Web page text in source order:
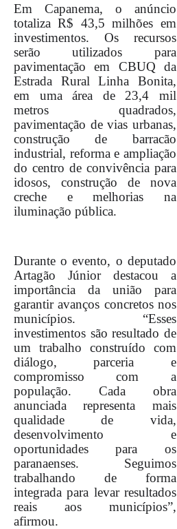
Em Capanema, o anúncio
totaliza R$ 43,5 milhões em
investimentos. Os recursos
serão utilizados para
pavimentação em CBUQ da
Estrada Rural Linha Bonita,
em uma área de 23,4 mil
metros quadrados,
pavimentação de vias urbanas,
construção de barracão
industrial, reforma e ampliação
do centro de convivência para
idosos, construção de nova
creche e melhorias na
iluminação pública.
Durante o evento, o deputado
Artagão Júnior destacou a
importância da união para
garantir avanços concretos nos
municípios. “Esses
investimentos são resultado de
um trabalho construído com
diálogo, parceria e
compromisso com a
população. Cada obra
anunciada representa mais
qualidade de vida,
desenvolvimento e
oportunidades para os
paranaenses. Seguimos
trabalhando de forma
integrada para levar resultados
reais aos municípios”,
afirmou.